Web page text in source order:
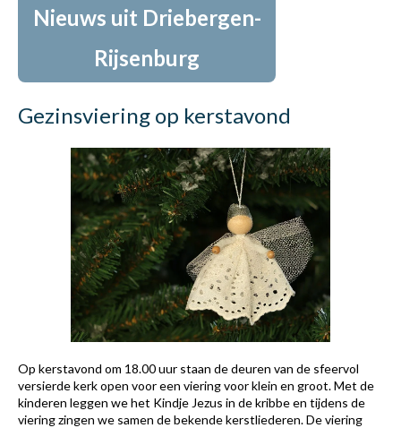
Nieuws uit Driebergen-
Rijsenburg
Gezinsviering op kerstavond
Op kerstavond om 18.00 uur staan de deuren van de sfeervol
versierde kerk open voor een viering voor klein en groot. Met de
kinderen leggen we het Kindje Jezus in de kribbe en tijdens de
viering zingen we samen de bekende kerstliederen. De viering